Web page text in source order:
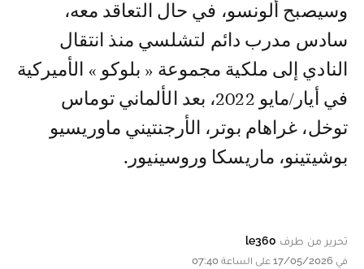
وسيصبح ألونسو، في حال التعاقد معه،
سادس مدرب دائم لتشلسي منذ انتقال
النادي إلى ملكية مجموعة « بلوكو » الأميركية
في أيار/مايو 2022، بعد الألماني توماس
توخل، غراهام بوتر، الأرجنتيني ماوريسيو
بوشيتينو، ماريسكا وروسينيور.
تحرير من طرف le360
في 17/05/2026 على الساعة 07:40